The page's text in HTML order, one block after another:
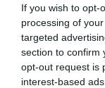
If you wish to opt-
processing of
targeted
section to confirm
opt-out request is
interest-based